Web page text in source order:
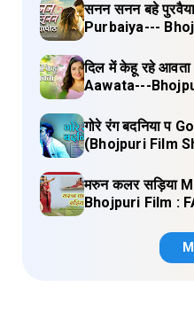
सनन सनन बहे
Purbaiya---
दिल में केहू रहे
Aawata---
गोरे रंग बदनिया प
(Bhojpuri Film
मरुन कलर सड़िया
Bhojpuri Film :